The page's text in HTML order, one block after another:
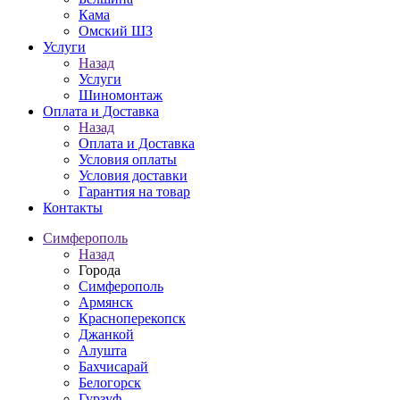
Кама
Омский ШЗ
Услуги
Назад
Услуги
Шиномонтаж
Оплата и Доставка
Назад
Оплата и Доставка
Условия оплаты
Условия доставки
Гарантия на товар
Контакты
Симферополь
Назад
Города
Симферополь
Армянск
Красноперекопск
Джанкой
Алушта
Бахчисарай
Белогорск